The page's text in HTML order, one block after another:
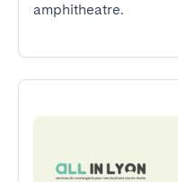
amphitheatre.